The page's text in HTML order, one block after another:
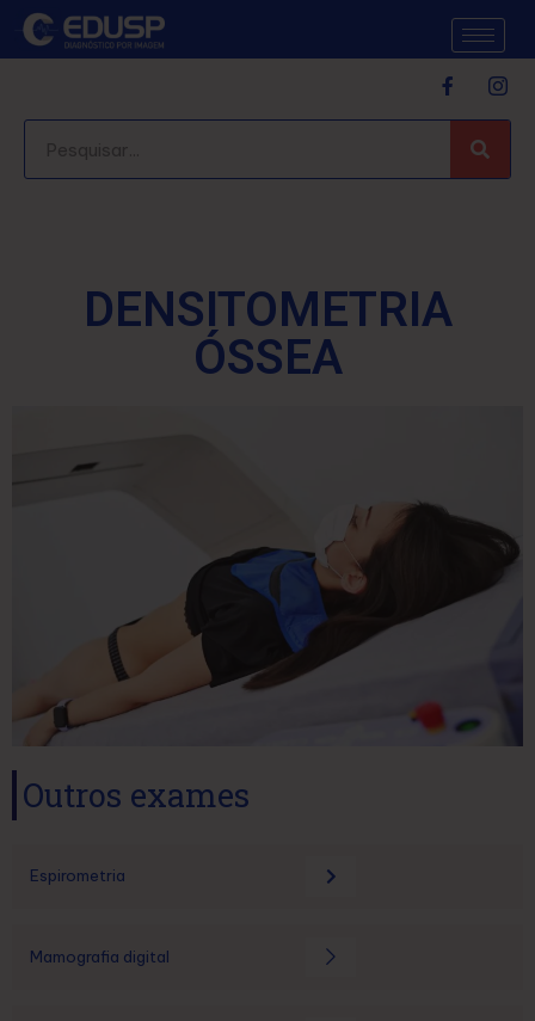
DENSITOMETRIA
ÓSSEA
Outros exames
Espirometria
Mamografia digital